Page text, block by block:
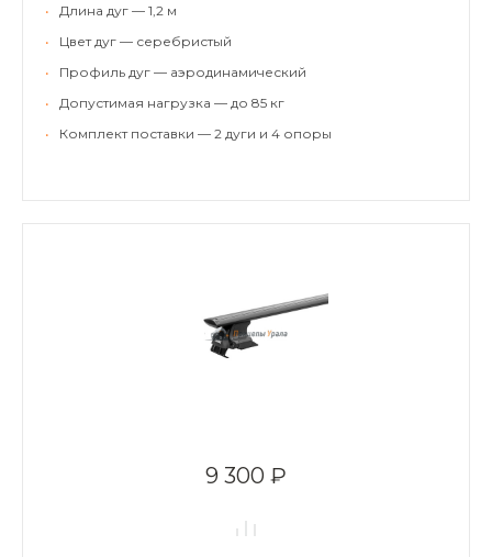
•
Длина дуг — 1,2 м
•
Цвет дуг — серебристый
•
Профиль дуг — аэродинамический
•
Допустимая нагрузка — до 85 кг
•
Комплект поставки — 2 дуги и 4 опоры
9 300 ₽